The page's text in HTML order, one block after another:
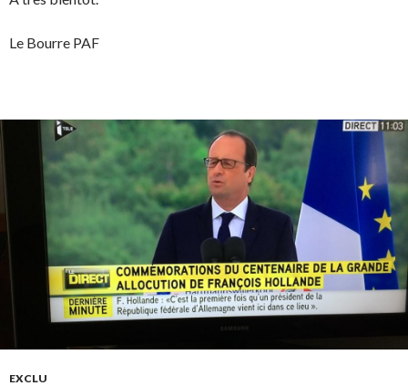
Le Bourre PAF
EXCLU